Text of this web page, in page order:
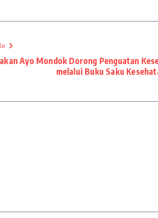
Ayo Mondok Dorong Penguatan
melalui Buku Saku